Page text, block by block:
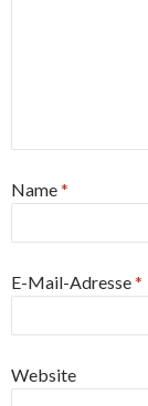
Name*
E-Mail-Adresse*
Website